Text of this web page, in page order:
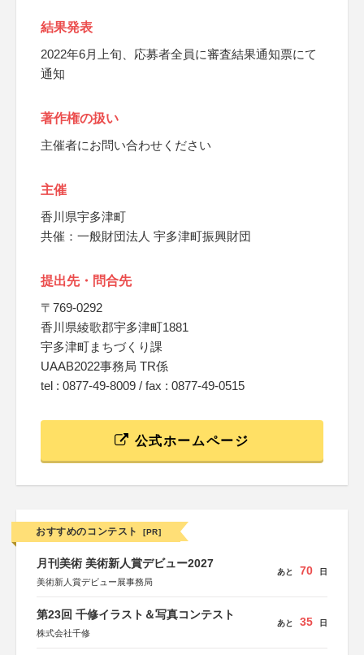
結果発表
2022年6月上旬、応募者全員に審査結果通知票にて
通知
著作権の扱い
主催者にお問い合わせください
主催
香川県宇多津町
共催：一般財団法人 宇多津町振興財団
提出先・問合先
〒769-0292
香川県綾歌郡宇多津町1881
宇多津町まちづくり課
UAAB2022事務局 TR係
tel : 0877-49-8009 / fax : 0877-49-0515
公式ホームページ
おすすめのコンテスト [PR]
月刊美術 美術新人賞デビュー2027
美術新人賞デビュー展事務局
あと 70 日
第23回 千修イラスト＆写真コンテスト
株式会社千修
あと 35 日